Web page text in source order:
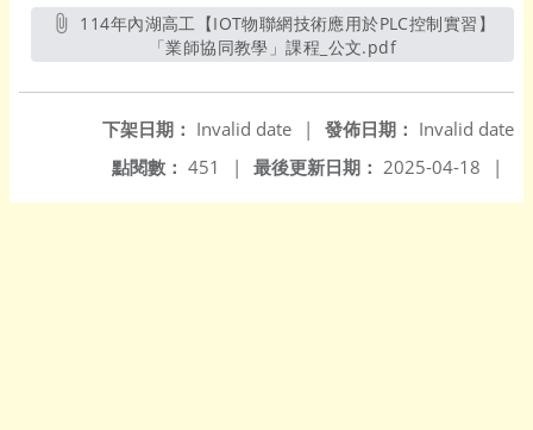
「業師協同教學」課程_公文.pdf另開新視窗
發佈日期： Invalid date
下架日期： Invalid date
|
最後更新日期： 2025-04-18 |
點閱數： 451 |